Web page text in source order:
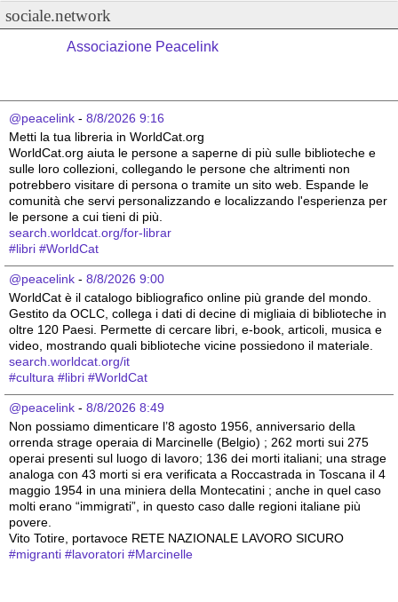
sociale.network
Associazione Peacelink
@peacelink - 8/8/2026 9:16
Metti la tua libreria in WorldCat.org
WorldCat.org aiuta le persone a saperne di più sulle biblioteche e
sulle loro collezioni, collegando le persone che altrimenti non
potrebbero visitare di persona o tramite un sito web. Espande le
comunità che servi personalizzando e localizzando l'esperienza per
le persone a cui tieni di più.
search.worldcat.org/for-librar
#libri #WorldCat
@peacelink - 8/8/2026 9:00
WorldCat è il catalogo bibliografico online più grande del mondo.
Gestito da OCLC, collega i dati di decine di migliaia di biblioteche in
oltre 120 Paesi. Permette di cercare libri, e-book, articoli, musica e
video, mostrando quali biblioteche vicine possiedono il materiale.
search.worldcat.org/it
#cultura #libri #WorldCat
@peacelink - 8/8/2026 8:49
Non possiamo dimenticare l’8 agosto 1956, anniversario della
orrenda strage operaia di Marcinelle (Belgio) ; 262 morti sui 275
operai presenti sul luogo di lavoro; 136 dei morti italiani; una strage
analoga con 43 morti si era verificata a Roccastrada in Toscana il 4
maggio 1954 in una miniera della Montecatini ; anche in quel caso
molti erano “immigrati”, in questo caso dalle regioni italiane più
povere.
Vito Totire, portavoce RETE NAZIONALE LAVORO SICURO
#migranti #lavoratori #Marcinelle